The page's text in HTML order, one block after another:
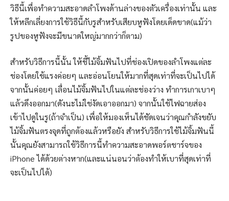
วิธีนี้เพื่อทำความสะอาดลำโพงด้านล่างของตัวเครื่องเท่านั้น และ
ให้หลีกเลี่ยงการใช้วิธีนี้กับรูสำหรับเสียบหูฟังโดยเด็ดขาด(แม้ว่า
รูปของหูฟังจะมีขนาดใหญ่มากกว่าก็ตาม)
สำหรับวิธีการนี้นั้น ให้ชี้ไม้จิ้มฟันไปที่ช่องเปิดของลำโพงแต่ละ
ช่องโดยใช้แรงค่อยๆ และอ่อนโยนให้มากที่สุดเท่าที่จะเป็นไปได้
จากนั้นค่อยๆ เลื่อนไม้จิ้มฟันไปในแต่ละช่องว่าง ทำการเกาเบาๆ
แล้วดึงออกมา(ดังนะไม่ใช่งัดเอาออกมา) จากนั้นใช้ไฟฉายส่อง
เข้าไปดูในรู(ถ้าจำเป็น) เพื่อให้มองเห็นได้ชัดเจนว่าคุณกำลังขยับ
ไม้จิ้มฟันตรงจุดที่ถูกต้องแล้วหรือยัง สำหรับวิธีการใช้ไม้จิ้มฟันนี้
นั้นคุณยังสามารถใช้วิธีการนี้ทำความสะอาดพอร์ตชาร์จของ
iPhone ได้ด้วยต่างหาก(และแน่นอนว่าต้องทำให้เบาที่สุดเท่าที่
จะเป็นไปได้)